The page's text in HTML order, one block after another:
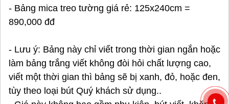
- Bảng mica treo tường giá rẻ: 125x240cm =
890,000 đđ
- Lưu ý: Bảng này chỉ viết trong thời gian ngắn hoặc
làm bảng trắng viết không đòi hỏi chất lượng cao,
viết một thời gian thì bảng sẽ bị xanh, đỏ, hoặc đen,
tùy theo loại bút Quý khách sử dụng..